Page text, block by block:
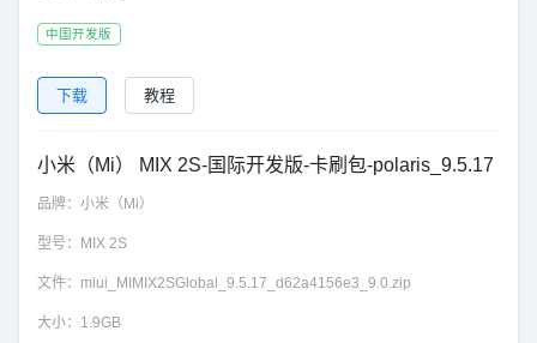
中国开发版
下载 教程
小米（Mi） MIX 2S-国际开发版-卡刷包-polaris_9.5.17
品牌： 小米（Mi）
型号： MIX 2S
文件： miui_MIMIX2SGlobal_9.5.17_d62a4156e3_9.0.zip
大小： 1.9GB